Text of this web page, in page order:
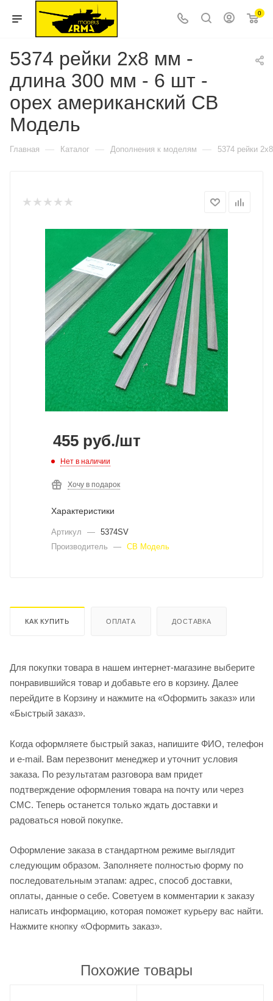
0
5374 рейки 2х8 мм -
длина 300 мм - 6 шт -
орех американский СВ
Модель
Главная — Каталог — Дополнения к моделям — 5374 рейки
455 руб./шт
Нет в наличии
Хочу в подарок
Характеристики
Артикул — 5374SV
Производитель
— СВ Модель
КАК КУПИТЬ ОПЛАТА ДОСТАВКА
Для покупки товара в нашем интернет-магазине выберите
понравившийся товар и добавьте его в корзину. Далее
перейдите в Корзину и нажмите на «Оформить заказ» или
«Быстрый заказ».
Когда оформляете быстрый заказ, напишите ФИО, телефон
и e-mail. Вам перезвонит менеджер и уточнит условия
заказа. По результатам разговора вам придет
подтверждение оформления товара на почту или через
СМС. Теперь останется только ждать доставки и
радоваться новой покупке.
Оформление заказа в стандартном режиме выглядит
следующим образом. Заполняете полностью форму по
последовательным этапам: адрес, способ доставки,
оплаты, данные о себе. Советуем в комментарии к заказу
написать информацию, которая поможет курьеру вас найти.
Нажмите кнопку «Оформить заказ».
Похожие товары